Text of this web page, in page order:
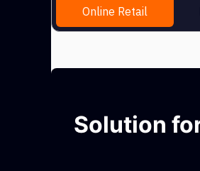
Online Retail
Solution